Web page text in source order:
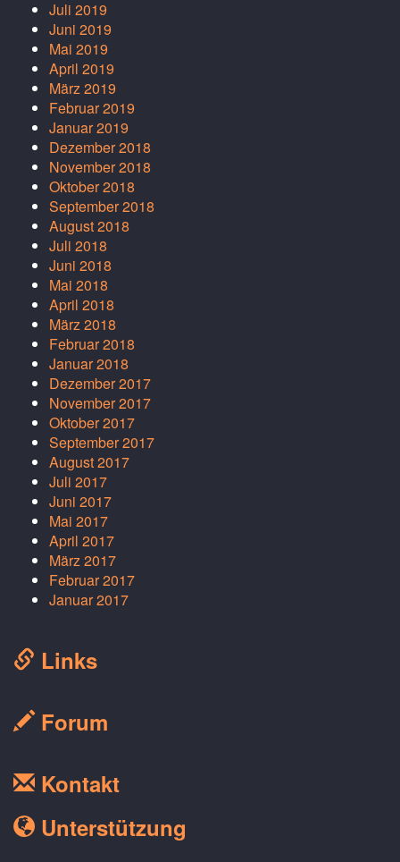
Juli 2019
Juni 2019
Mai 2019
April 2019
März 2019
Februar 2019
Januar 2019
Dezember 2018
November 2018
Oktober 2018
September 2018
August 2018
Juli 2018
Juni 2018
Mai 2018
April 2018
März 2018
Februar 2018
Januar 2018
Dezember 2017
November 2017
Oktober 2017
September 2017
August 2017
Juli 2017
Juni 2017
Mai 2017
April 2017
März 2017
Februar 2017
Januar 2017
Links
Forum
Kontakt
Unterstützung